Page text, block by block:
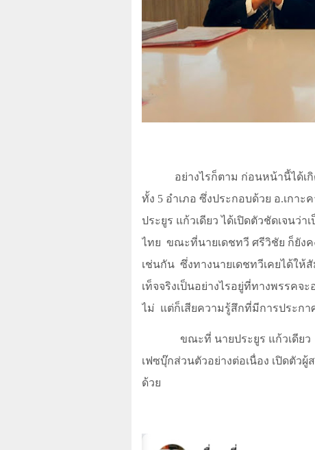
อย่างไรก็ตาม ก่อนหน้านี้ได้
ทั้ง 5 อำเภอ ซึ่งประกอบด้วย อ.เกาะ
ประยูร แก้วเดียว ได้เปิดตัวชัดเจนว่า
ไทย ขณะที่นายเดชทวี ศรีวิชัย ก็ยังค
เช่นกัน ซึ่งทางนายเดชทวีเคยได้ให้
เท็จจริงเป็นอย่างไรอยู่ที่ทางพรรคจ
ไม่ แต่ก็เสียความรู้สึกที่มีการประกา
ขณะที่ นายประยูร แก้วเดียว
เฟซบุ๊กส่วนตัวอย่างต่อเนื่อง เปิดตัว
ด้วย